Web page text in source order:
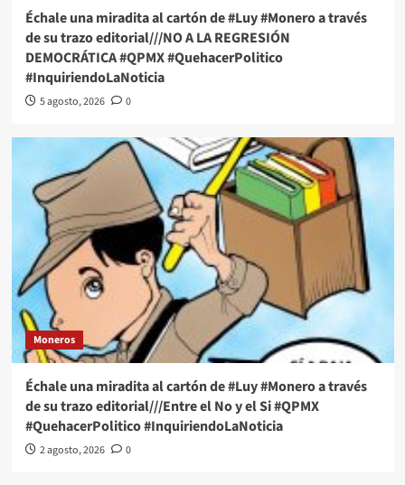
Échale una miradita al cartón de #Luy #Monero a través
de su trazo editorial///NO A LA REGRESIÓN
DEMOCRÁTICA #QPMX #QuehacerPolitico
#InquiriendoLaNoticia
5 agosto, 2026 0
Moneros
Échale una miradita al cartón de #Luy #Monero a través
de su trazo editorial///Entre el No y el Si #QPMX
#QuehacerPolitico #InquiriendoLaNoticia
2 agosto, 2026 0